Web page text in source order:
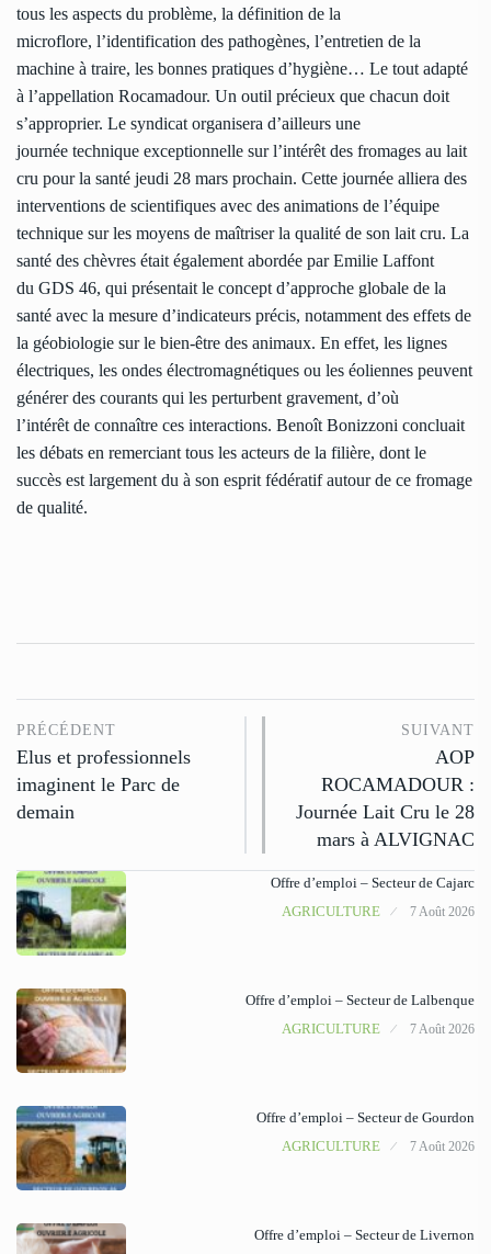
tous les aspects du problème, la définition de la
microflore, l’identification des pathogènes, l’entretien de la
machine à traire, les bonnes pratiques d’hygiène… Le tout adapté
à l’appellation Rocamadour. Un outil précieux que chacun doit
s’approprier. Le syndicat organisera d’ailleurs une
journée technique exceptionnelle sur l’intérêt des fromages au lait
cru pour la santé jeudi 28 mars prochain. Cette journée alliera des
interventions de scientifiques avec des animations de l’équipe
technique sur les moyens de maîtriser la qualité de son lait cru. La
santé des chèvres était également abordée par Emilie Laffont
du GDS 46, qui présentait le concept d’approche globale de la
santé avec la mesure d’indicateurs précis, notamment des effets de
la géobiologie sur le bien-être des animaux. En effet, les lignes
électriques, les ondes électromagnétiques ou les éoliennes peuvent
générer des courants qui les perturbent gravement, d’où
l’intérêt de connaître ces interactions. Benoît Bonizzoni concluait
les débats en remerciant tous les acteurs de la filière, dont le
succès est largement du à son esprit fédératif autour de ce fromage
de qualité.
PRÉCÉDENT
Elus et professionnels
imaginent le Parc de
demain
SUIVANT
AOP
ROCAMADOUR :
Journée Lait Cru le 28
mars à ALVIGNAC
Offre d’emploi – Secteur de Cajarc
AGRICULTURE
7 Août 2026
Offre d’emploi – Secteur de Lalbenque
AGRICULTURE
7 Août 2026
Offre d’emploi – Secteur de Gourdon
AGRICULTURE
7 Août 2026
Offre d’emploi – Secteur de Livernon